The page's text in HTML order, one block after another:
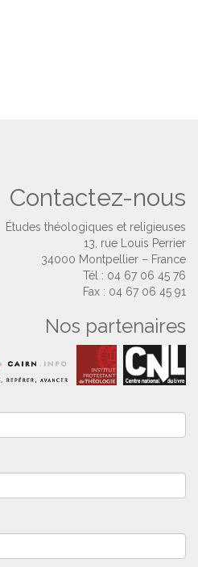
Contactez-nous
Études théologiques et religieuses
13, rue Louis Perrier
34000 Montpellier – France
Tél : 04 67 06 45 76
Fax : 04 67 06 45 91
Nos partenaires